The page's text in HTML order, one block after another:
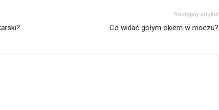
Następny artykuł
Co widać gołym okiem w moczu?